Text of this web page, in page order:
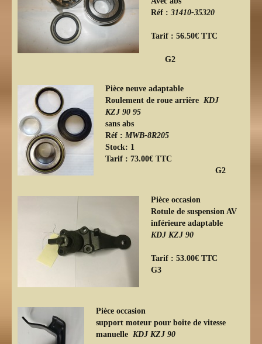
Réf : 31410-35320
Tarif : 56.50€ TTC
G2
Pièce neuve adaptable
Roulement de roue arrière KDJ
KZJ 90 95
sans abs
Réf : MWB-8R205
Stock: 1
Tarif : 73.00€ TTC
G2
Pièce occasion
Rotule de suspension AV
inférieure adaptable
KDJ KZJ 90
Tarif : 53.00€ TTC
G3
Pièce occasion
support moteur pour boite de vitesse
manuelle KDJ KZJ 90